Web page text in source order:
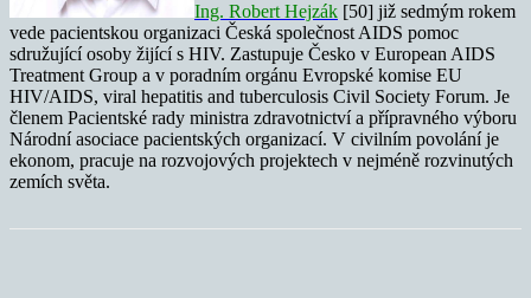
Ing. Robert Hejzák [50] již sedmým rokem
vede pacientskou organizaci Česká společnost AIDS pomoc
sdružující osoby žijící s HIV. Zastupuje Česko v European AIDS
Treatment Group a v poradním orgánu Evropské komise EU
HIV/AIDS, viral hepatitis and tuberculosis Civil Society Forum. Je
členem Pacientské rady ministra zdravotnictví a přípravného výboru
Národní asociace pacientských organizací. V civilním povolání je
ekonom, pracuje na rozvojových projektech v nejméně rozvinutých
zemích světa.